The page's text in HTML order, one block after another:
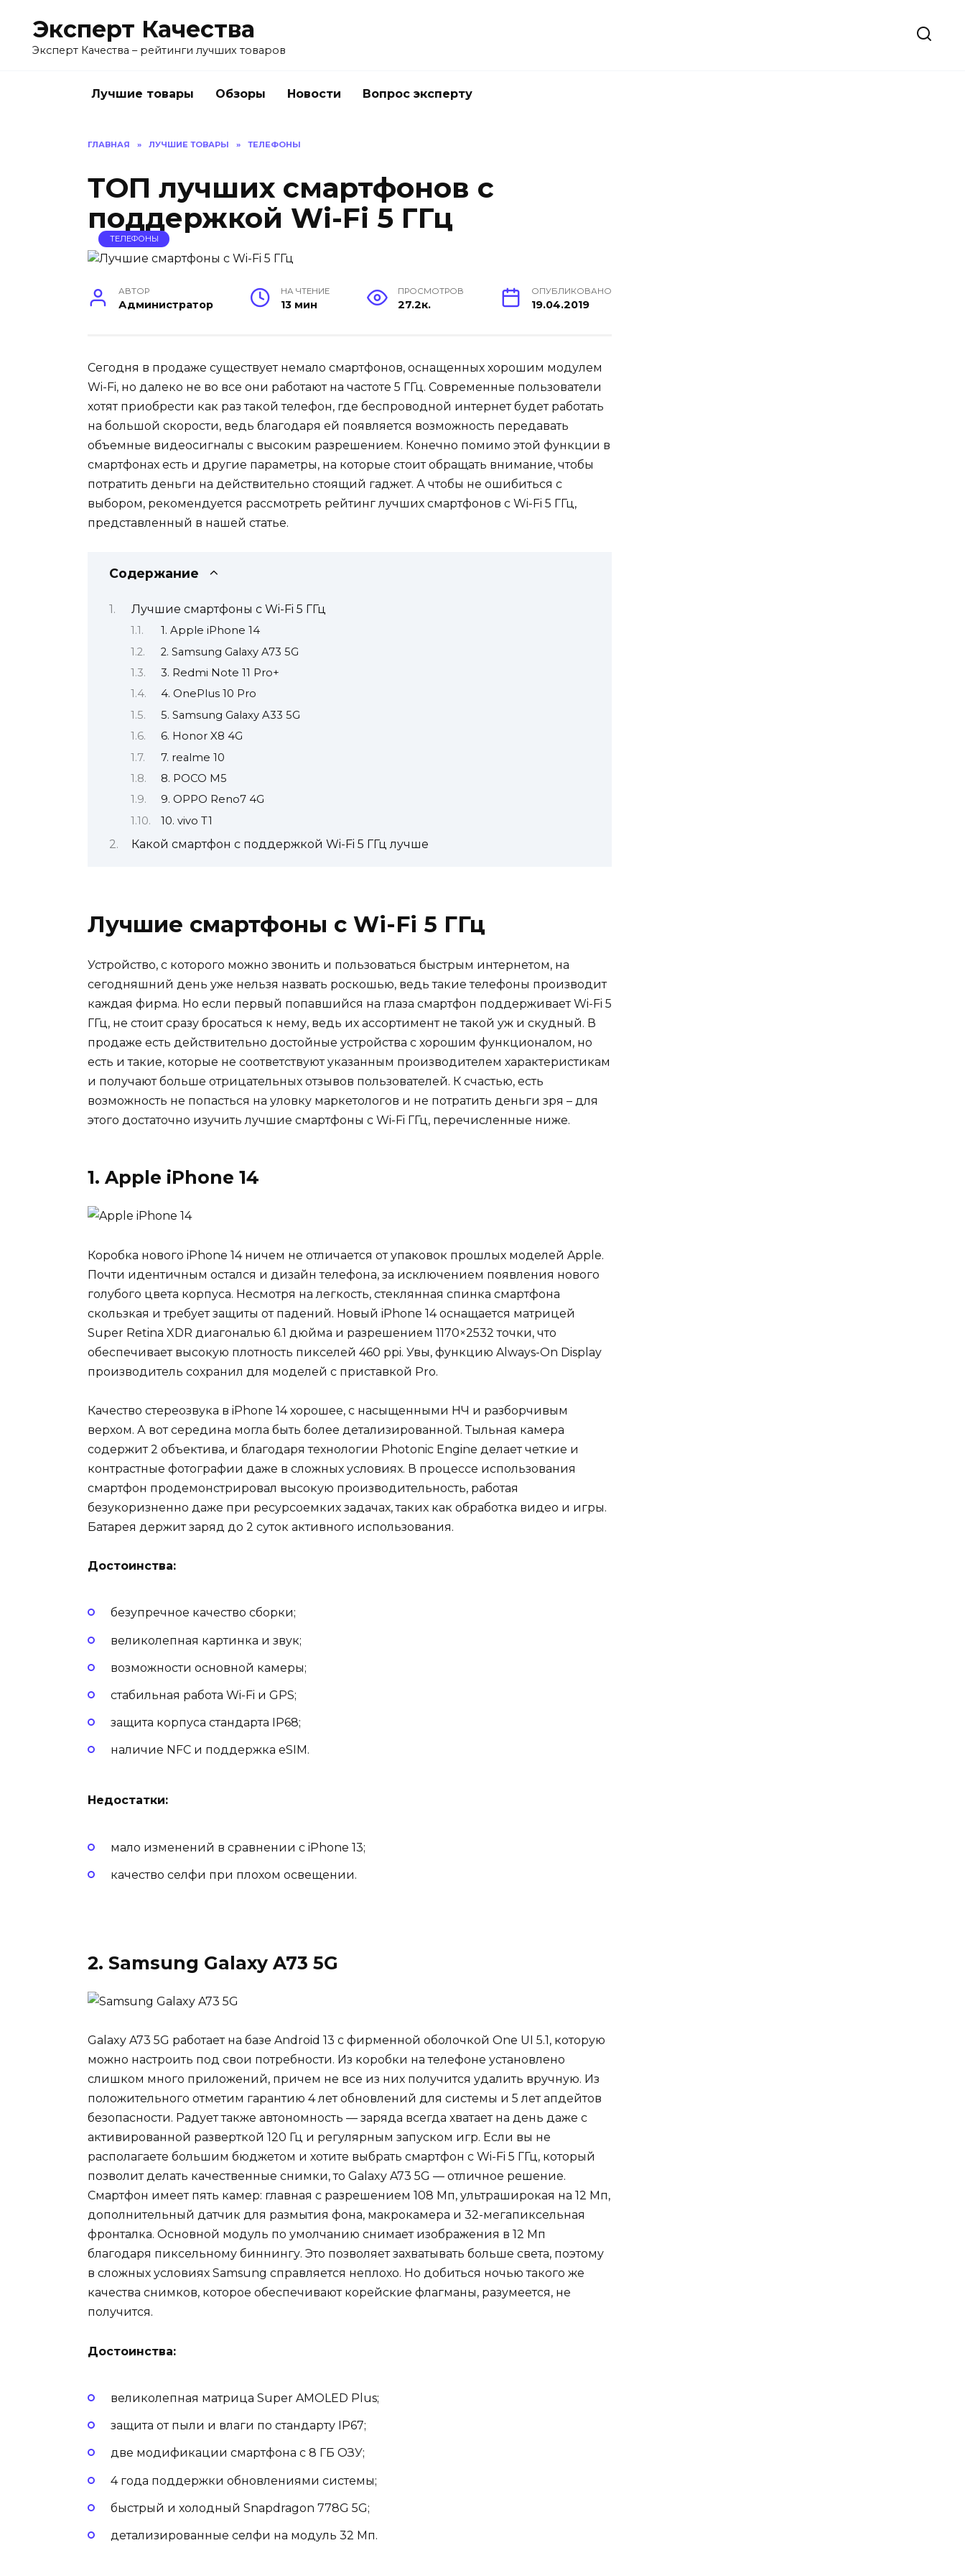
содержанию
Эксперт Качества
Эксперт Качества – рейтинги лучших товаров
Лучшие товары Обзоры Новости Вопрос эксперту
ГЛАВНАЯ » ЛУЧШИЕ ТОВАРЫ » ТЕЛЕФОНЫ
ТОП лучших смартфонов с
поддержкой Wi-Fi 5 ГГц
ТЕЛЕФОНЫ
АВТОР
Администратор
НА ЧТЕНИЕ
13 мин
ПРОСМОТРОВ
27.2к.
ОПУБЛИКОВАНО
19.04.2019
Сегодня в продаже существует немало смартфонов, оснащенных хорошим модулем
Wi-Fi, но далеко не во все они работают на частоте 5 ГГц. Современные пользователи
хотят приобрести как раз такой телефон, где беспроводной интернет будет работать
на большой скорости, ведь благодаря ей появляется возможность передавать
объемные видеосигналы с высоким разрешением. Конечно помимо этой функции в
смартфонах есть и другие параметры, на которые стоит обращать внимание, чтобы
потратить деньги на действительно стоящий гаджет. А чтобы не ошибиться с
выбором, рекомендуется рассмотреть рейтинг лучших смартфонов с Wi-Fi 5 ГГц,
представленный в нашей статье.
Содержание
Лучшие смартфоны с Wi-Fi 5 ГГц
1. Apple iPhone 14
2. Samsung Galaxy A73 5G
3. Redmi Note 11 Pro+
4. OnePlus 10 Pro
5. Samsung Galaxy A33 5G
6. Honor X8 4G
7. realme 10
8. POCO M5
9. OPPO Reno7 4G
10. vivo T1
Какой смартфон с поддержкой Wi-Fi 5 ГГц лучше
Лучшие смартфоны с Wi-Fi 5 ГГц
Устройство, с которого можно звонить и пользоваться быстрым интернетом, на
сегодняшний день уже нельзя назвать роскошью, ведь такие телефоны производит
каждая фирма. Но если первый попавшийся на глаза смартфон поддерживает Wi-Fi 5
ГГц, не стоит сразу бросаться к нему, ведь их ассортимент не такой уж и скудный. В
продаже есть действительно достойные устройства с хорошим функционалом, но
есть и такие, которые не соответствуют указанным производителем характеристикам
и получают больше отрицательных отзывов пользователей. К счастью, есть
возможность не попасться на уловку маркетологов и не потратить деньги зря – для
этого достаточно изучить лучшие смартфоны с Wi-Fi ГГц, перечисленные ниже.
1. Apple iPhone 14
Коробка нового iPhone 14 ничем не отличается от упаковок прошлых моделей Apple.
Почти идентичным остался и дизайн телефона, за исключением появления нового
голубого цвета корпуса. Несмотря на легкость, стеклянная спинка смартфона
скользкая и требует защиты от падений. Новый iPhone 14 оснащается матрицей
Super Retina XDR диагональю 6.1 дюйма и разрешением 1170×2532 точки, что
обеспечивает высокую плотность пикселей 460 ppi. Увы, функцию Always-On Display
производитель сохранил для моделей с приставкой Pro.
Качество стереозвука в iPhone 14 хорошее, с насыщенными НЧ и разборчивым
верхом. А вот середина могла быть более детализированной. Тыльная камера
содержит 2 объектива, и благодаря технологии Photonic Engine делает четкие и
контрастные фотографии даже в сложных условиях. В процессе использования
смартфон продемонстрировал высокую производительность, работая
безукоризненно даже при ресурсоемких задачах, таких как обработка видео и игры.
Батарея держит заряд до 2 суток активного использования.
Достоинства:
безупречное качество сборки;
великолепная картинка и звук;
возможности основной камеры;
стабильная работа Wi-Fi и GPS;
защита корпуса стандарта IP68;
наличие NFC и поддержка eSIM.
Недостатки:
мало изменений в сравнении с iPhone 13;
качество селфи при плохом освещении.
2. Samsung Galaxy A73 5G
Galaxy A73 5G работает на базе Android 13 с фирменной оболочкой One UI 5.1, которую
можно настроить под свои потребности. Из коробки на телефоне установлено
слишком много приложений, причем не все из них получится удалить вручную. Из
положительного отметим гарантию 4 лет обновлений для системы и 5 лет апдейтов
безопасности. Радует также автономность — заряда всегда хватает на день даже с
активированной разверткой 120 Гц и регулярным запуском игр. Если вы не
располагаете большим бюджетом и хотите выбрать смартфон с Wi-Fi 5 ГГц, который
позволит делать качественные снимки, то Galaxy A73 5G — отличное решение.
Смартфон имеет пять камер: главная с разрешением 108 Мп, ультраширокая на 12 Мп,
дополнительный датчик для размытия фона, макрокамера и 32-мегапиксельная
фронталка. Основной модуль по умолчанию снимает изображения в 12 Мп
благодаря пиксельному биннингу. Это позволяет захватывать больше света, поэтому
в сложных условиях Samsung справляется неплохо. Но добиться ночью такого же
качества снимков, которое обеспечивают корейские флагманы, разумеется, не
получится.
Достоинства:
великолепная матрица Super AMOLED Plus;
защита от пыли и влаги по стандарту IP67;
две модификации смартфона с 8 ГБ ОЗУ;
4 года поддержки обновлениями системы;
быстрый и холодный Snapdragon 778G 5G;
детализированные селфи на модуль 32 Мп.